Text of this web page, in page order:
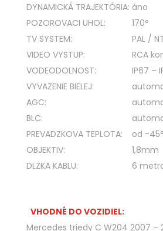
DYNAMICKÁ TRAJEKTÓRIA: áno
POZOROVACI UHOL:
170°
TV SYSTEM:
PAL /
VIDEO VYSTUP:
RCA
VODEODOLNOST:
IP67 –
VYVAZENIE BIELEJ:
AGC:
BLC:
PREVADZKOVA TEPLOTA:
od -
OBJEKTIV:
1,8mm
DLZKA KABLU:
6
VHODNÉ DO VOZIDIEL:
Mercedes triedy C W204 2007 –